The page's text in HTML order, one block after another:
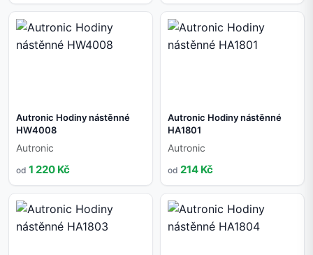
Autronic Hodiny nástěnné
HW4008
Autronic
od 1 220 Kč
Autronic Hodiny nástěnné
HA1801
Autronic
od 214 Kč